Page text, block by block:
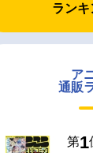
ランキ
ア
通販
第1